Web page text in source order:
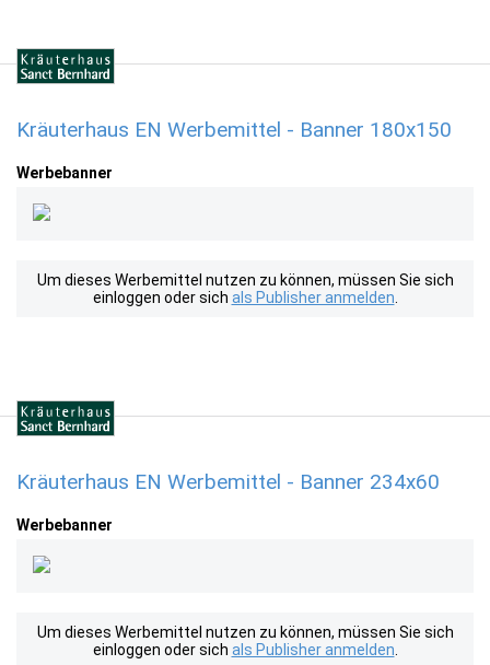
Kräuterhaus EN Werbemittel - Banner 180x150
Werbebanner
Um dieses Werbemittel nutzen zu können, müssen Sie sich
einloggen oder sich als Publisher anmelden
Kräuterhaus EN Werbemittel - Banner 234x60
Werbebanner
Um dieses Werbemittel nutzen zu können, müssen Sie sich
einloggen oder sich als Publisher anmelden